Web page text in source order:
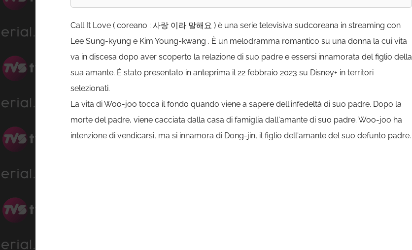
Call It Love ( coreano : 사랑 이라 말해요 ) è una serie televisiva sudcoreana in streaming con
Lee Sung-kyung e Kim Young-kwang . È un melodramma romantico su una donna la cui vita
va in discesa dopo aver scoperto la relazione di suo padre e essersi innamorata del figlio della
sua amante. È stato presentato in anteprima il 22 febbraio 2023 su Disney+ in territori
selezionati.
La vita di Woo-joo tocca il fondo quando viene a sapere dell'infedeltà di suo padre. Dopo la
morte del padre, viene cacciata dalla casa di famiglia dall'amante di suo padre. Woo-joo ha
intenzione di vendicarsi, ma si innamora di Dong-jin, il figlio dell'amante del suo defunto padre.